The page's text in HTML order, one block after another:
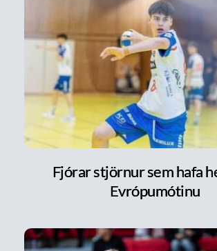
Fjórar stjörnur sem hafa
Evrópumótinu